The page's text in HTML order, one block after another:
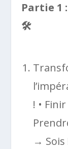
Partie 1
🛠️
! •
→ Sois